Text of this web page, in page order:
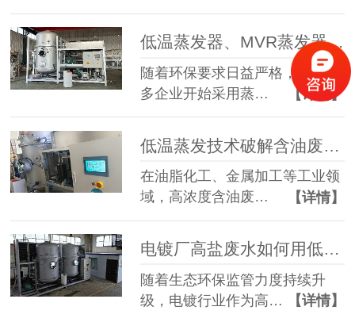
低温蒸发器、MVR蒸发器、三效蒸发器这么多蒸发器，到底该如何选择？
随着环保要求日益严格，越来越
多企业开始采用蒸…
【详情】
在油脂化工、金属加工等工业领
域，高浓度含油废…
【详情】
电镀厂高盐废水如何用低温蒸发器实现零排放？完整工艺解析
随着生态环保监管力度持续升
级，电镀行业作为高…
【详情】